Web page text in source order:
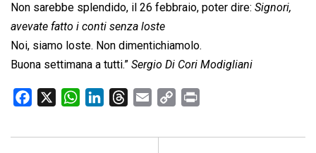
Non sarebbe splendido, il 26 febbraio, poter dire:  Signori,
avevate fatto i conti senza loste
Noi, siamo loste. Non dimentichiamolo.
Buona settimana a tutti.” Sergio Di Cori Modigliani
c
W
a
n
r
a
p
i